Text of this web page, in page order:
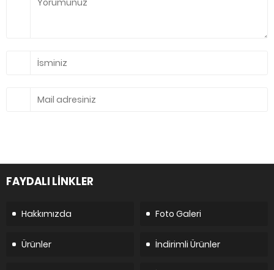
FAYDALI LİNKLER
Hakkımızda Foto Galeri
Ürünler İndirimli Ürünler